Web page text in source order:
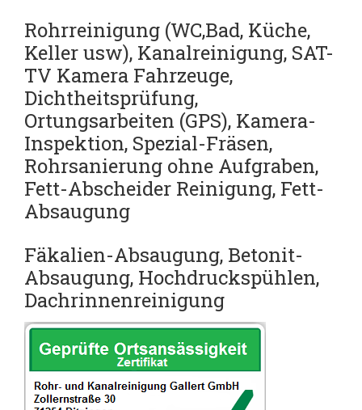
Rohrreinigung (WC,Bad, Küche,
Keller usw), Kanalreinigung, SAT-
TV Kamera Fahrzeuge,
Dichtheitsprüfung,
Ortungsarbeiten (GPS), Kamera-
Inspektion, Spezial-Fräsen,
Rohrsanierung ohne Aufgraben,
Fett-Abscheider Reinigung, Fett-
Absaugung
Fäkalien-Absaugung, Betonit-
Absaugung, Hochdruckspühlen,
Dachrinnenreinigung